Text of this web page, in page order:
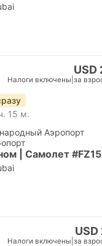
USD
Налоги включены за
15 м.
Аэропорт
| Самолет
USD
Налоги включены за